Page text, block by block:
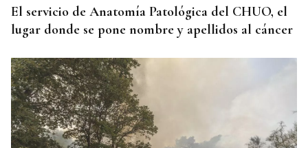
El servicio de Anatomía Patológica del CHUO, el
lugar donde se pone nombre y apellidos al cáncer